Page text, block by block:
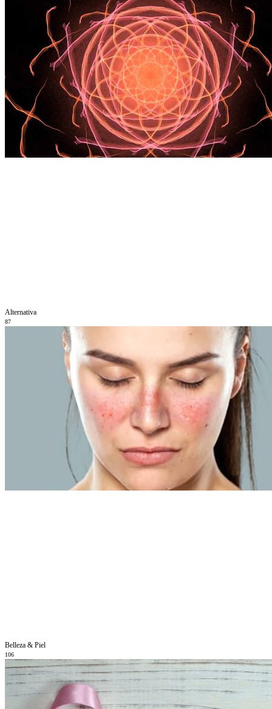
Alternativa
87
Belleza & Piel
106